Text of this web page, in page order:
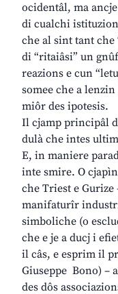
ocidentâl, ma
di cualchi
che al sint tant
di “ritaiâsi” un
reazions e cun
somee che a
miôr des ipotesis.
Il cjamp principâl
dulà che intes
E, in maniere
inte smire. O
che Triest e
manifaturîr
simboliche (o
che e je a ducj i
il câs, e esprim il
Giuseppe Bono) –
des dôs